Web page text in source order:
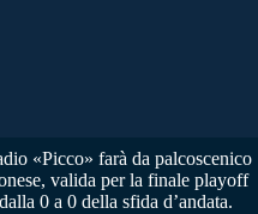
«Picco» farà da palcoscenico
valida per la finale playoff
0 a 0 della sfida d’andata.